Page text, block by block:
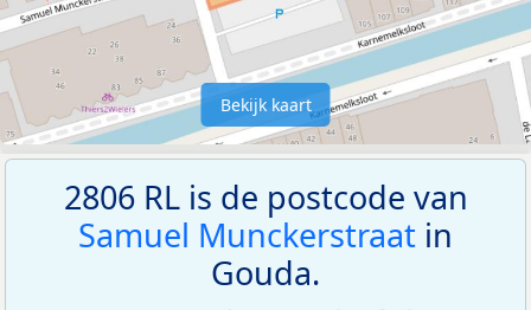
Bekijk kaart
2806 RL is de postcode van
Samuel Munckerstraat in
Gouda.